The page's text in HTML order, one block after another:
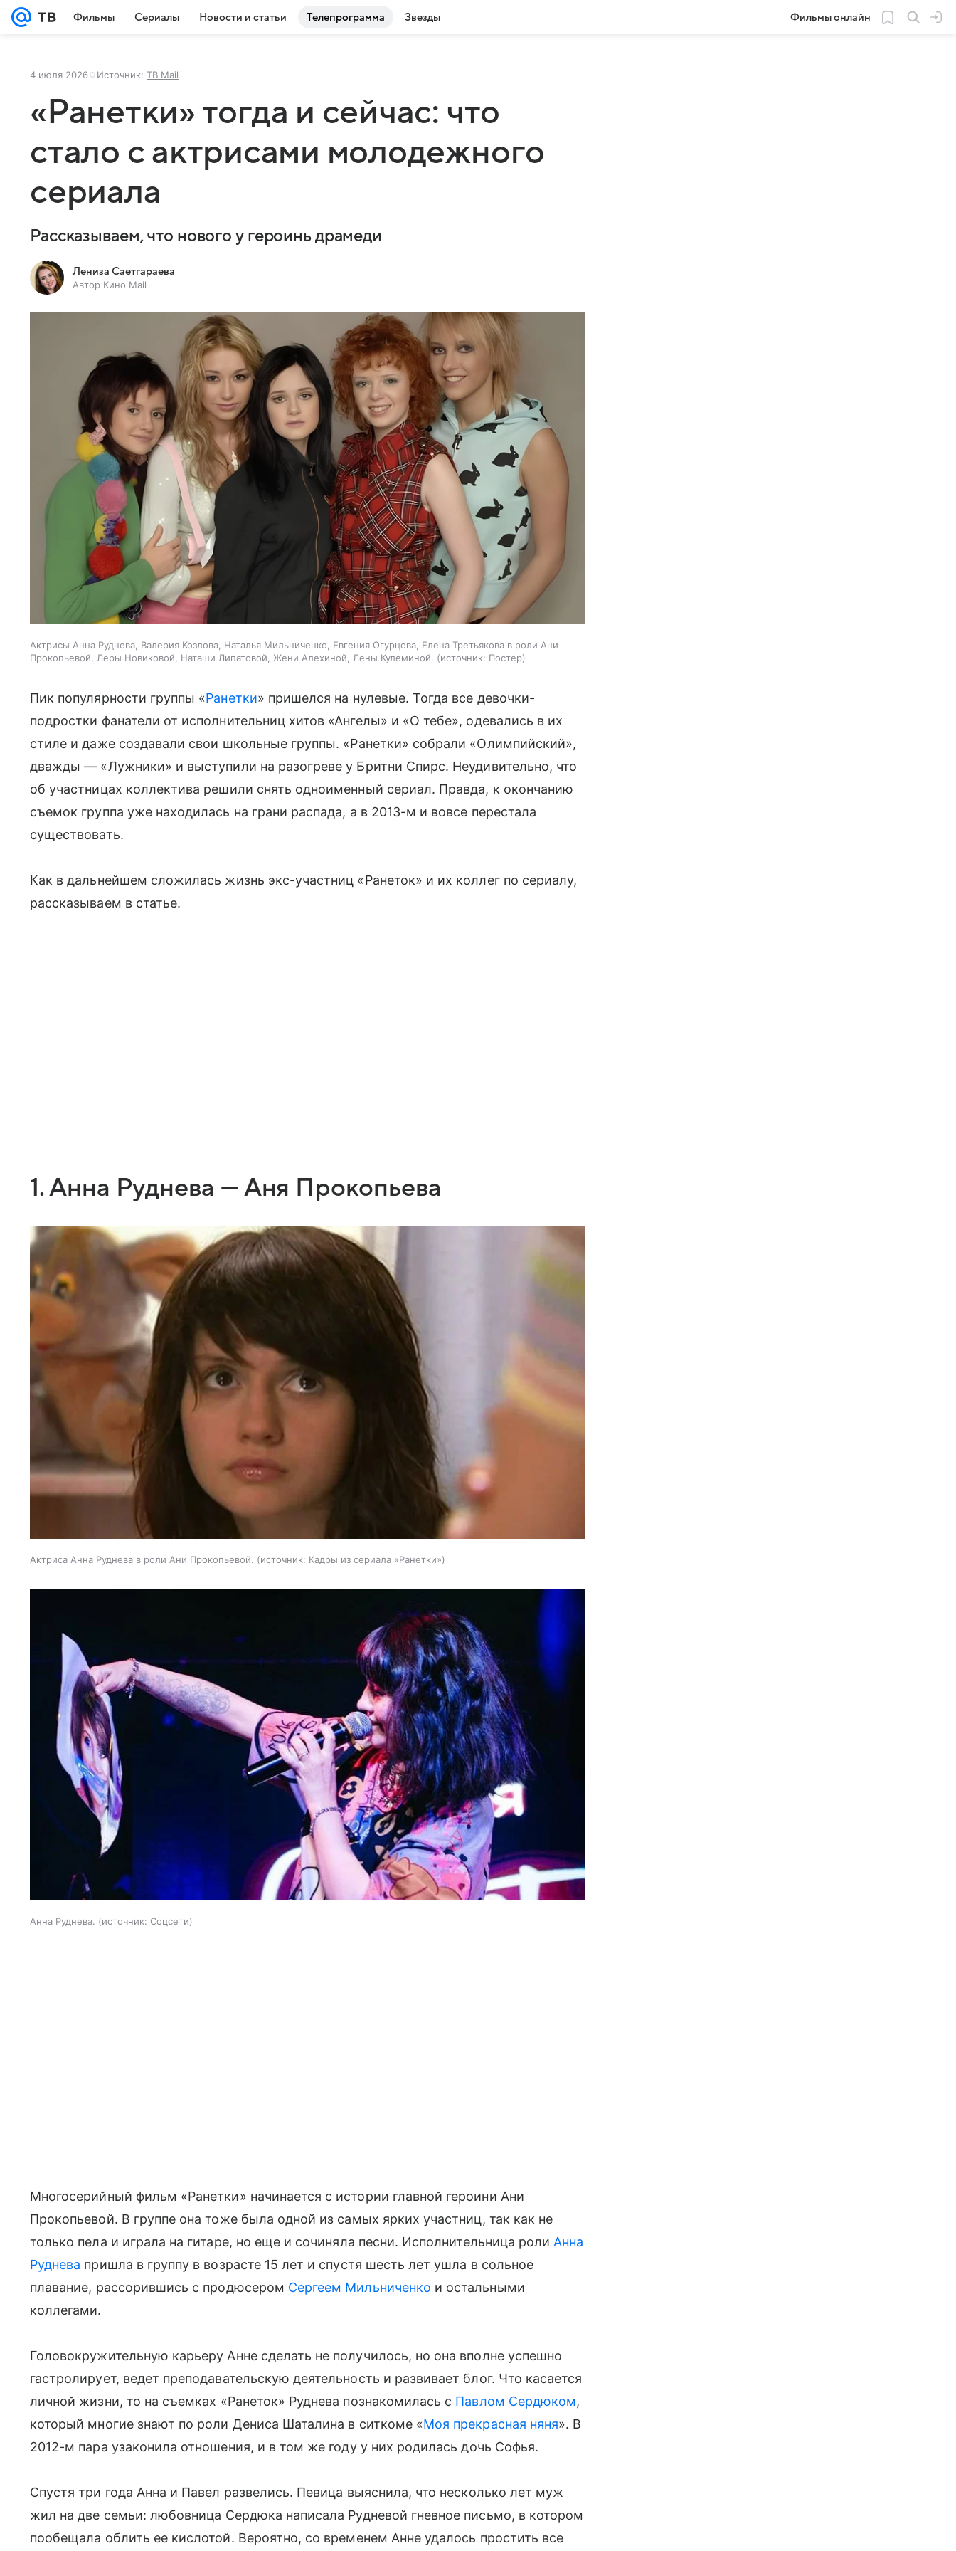
Фильмы Сериалы Новости и статьи Телепрограмма Звезды Фильмы онлайн
4 июля 2026 Источник: ТВ Mail
«Ранетки» тогда и сейчас: что
стало с актрисами молодежного
сериала
Рассказываем, что нового у героинь драмеди
Лениза Саетгараева
Автор Кино Mail
Актрисы Анна Руднева, Валерия Козлова, Наталья Мильниченко, Евгения Огурцова, Елена Третьякова в роли Ани
Прокопьевой, Леры Новиковой, Наташи Липатовой, Жени Алехиной, Лены Кулеминой.
источник: Постер
Пик популярности группы «Ранетки» пришелся на нулевые. Тогда все девочки-
подростки фанатели от исполнительниц хитов «Ангелы» и «О тебе», одевались в их
стиле и даже создавали свои школьные группы. «Ранетки» собрали «Олимпийский»,
дважды — «Лужники» и выступили на разогреве у Бритни Спирс. Неудивительно, что
об участницах коллектива решили снять одноименный сериал. Правда, к окончанию
съемок группа уже находилась на грани распада, а в 2013-м и вовсе перестала
существовать.
Как в дальнейшем сложилась жизнь экс-участниц «Ранеток» и их коллег по сериалу,
рассказываем в статье.
1. Анна Руднева — Аня Прокопьева
Актриса Анна Руднева в роли Ани Прокопьевой. источник: Кадры из сериала «Ранетки»
Анна Руднева. источник: Соцсети
Многосерийный фильм «Ранетки» начинается с истории главной героини Ани
Прокопьевой. В группе она тоже была одной из самых ярких участниц, так как не
только пела и играла на гитаре, но еще и сочиняла песни. Исполнительница ролиАнна
Руднева пришла в группу в возрасте 15 лет и спустя шесть лет ушла в сольное
плавание, рассорившись с продюсером Сергеем Мильниченко и остальными
коллегами.
Головокружительную карьеру Анне сделать не получилось, но она вполне успешно
гастролирует, ведет преподавательскую деятельность и развивает блог. Что касается
личной жизни, то на съемках «Ранеток» Руднева познакомилась с Павлом Сердюком,
который многие знают по роли Дениса Шаталина в ситкоме «Моя прекрасная няня». В
2012-м пара узаконила отношения, и в том же году у них родилась дочь Софья.
Спустя три года Анна и Павел развелись. Певица выяснила, что несколько лет муж
жил на две семьи: любовница Сердюка написала Рудневой гневное письмо, в котором
пообещала облить ее кислотой. Вероятно, со временем Анне удалось простить все